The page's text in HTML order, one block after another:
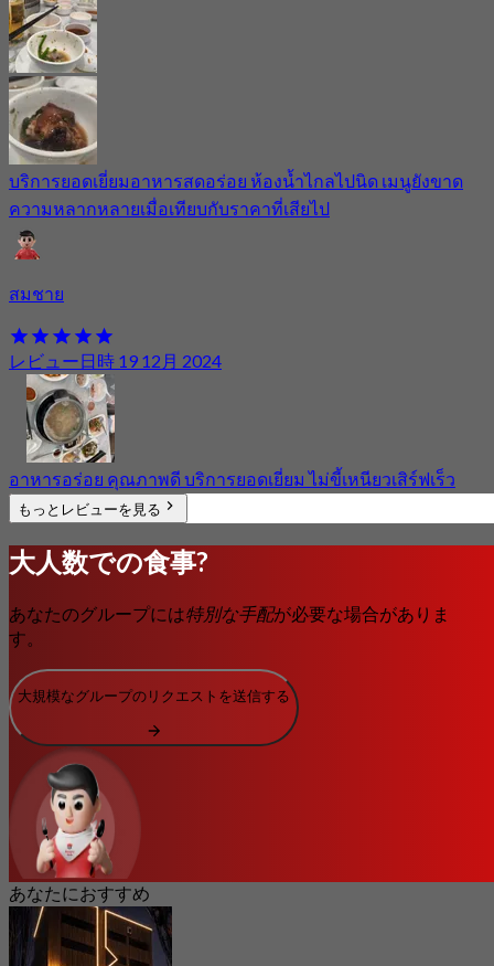
บริการยอดเยี่ยมอาหารสดอร่อย ห้องน้ำไกลไปนิด เมนูยังขาด
ความหลากหลายเมื่อเทียบกับราคาที่เสียไป
สมชาย
レビュー日時 19 12月 2024
อาหารอร่อย คุณภาพดี บริการยอดเยี่ยม ไม่ขี้เหนียวเสิร์ฟเร็ว
もっとレビューを見る
大人数での食事?
あなたのグループには特別な手配が必要な場合がありま
す。
大規模なグループのリクエストを送信する
あなたにおすすめ